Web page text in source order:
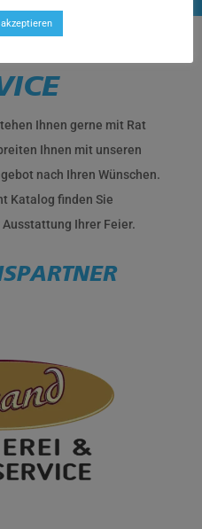
Ihnen gerne mit Rat
Ihnen mit unseren
nach Ihren Wünschen.
Katalog finden Sie
Ihrer Feier.